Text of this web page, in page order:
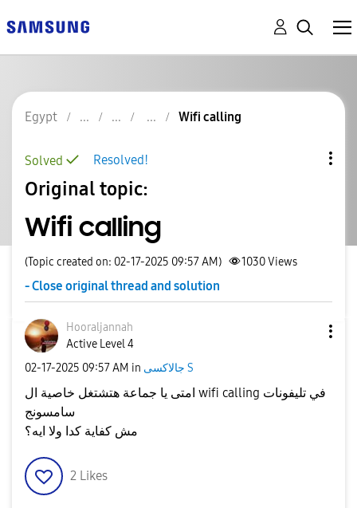
Egypt Wifi calling
Resolved!
Solved
Original topic:
Wifi calling
(Topic created on: 02-17-2025 09:57 AM) 1030Views
- Close original thread and solution
Hooraljannah
Active Level 4
‎02-17-2025 09:57 AM in جالاكسى S
امتى يا جماعة هتشتغل خاصية ال wifi calling في تليفونات
مش كفاية كدا ولا ايه؟
2 Likes